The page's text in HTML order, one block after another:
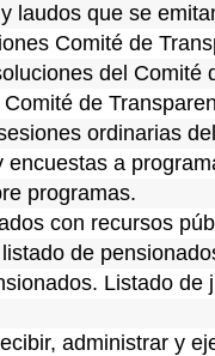
laudos que se
Comité de
del Comité
de
ordinarias
encuestas a
programas.
con recursos
de
Listado
administrar y